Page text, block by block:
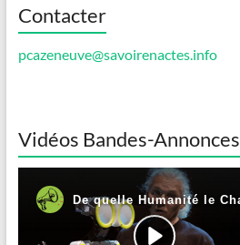
Contacter
pcazeneuve@savoirenactes.info
Vidéos Bandes-Annonces